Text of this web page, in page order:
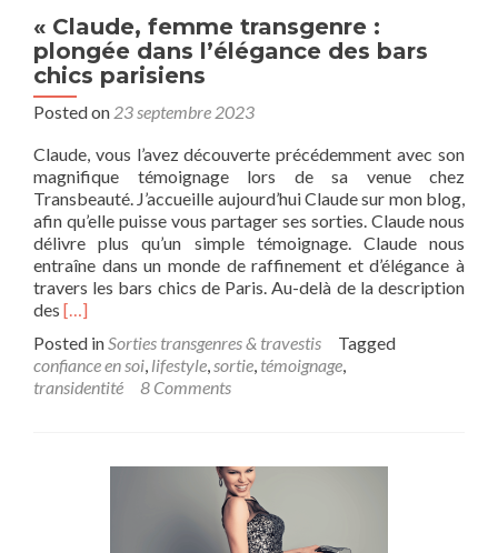
« Claude, femme transgenre :
plongée dans l’élégance des bars
chics parisiens
Posted on 23 septembre 2023
Claude, vous l’avez découverte précédemment avec son
magnifique témoignage lors de sa venue chez
Transbeauté. J’accueille aujourd’hui Claude sur mon blog,
afin qu’elle puisse vous partager ses sorties. Claude nous
délivre plus qu’un simple témoignage. Claude nous
entraîne dans un monde de raffinement et d’élégance à
travers les bars chics de Paris. Au-delà de la description
des Read
about
« Claude,
femme
plongée
[…]
Posted inSorties transgenres & travestis
Tagged
confiance en soi, lifestyle,sortie, témoignage,
transidentité
8 Comments